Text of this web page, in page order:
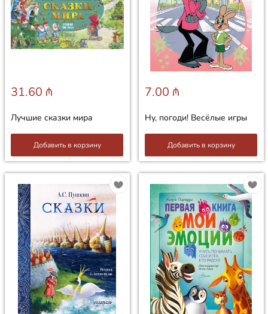
31.60 ₼
Лучшие сказки мира
Добавить в корзину
7.00 ₼
Ну, погоди! Весёлые игры
Добавить в корзину